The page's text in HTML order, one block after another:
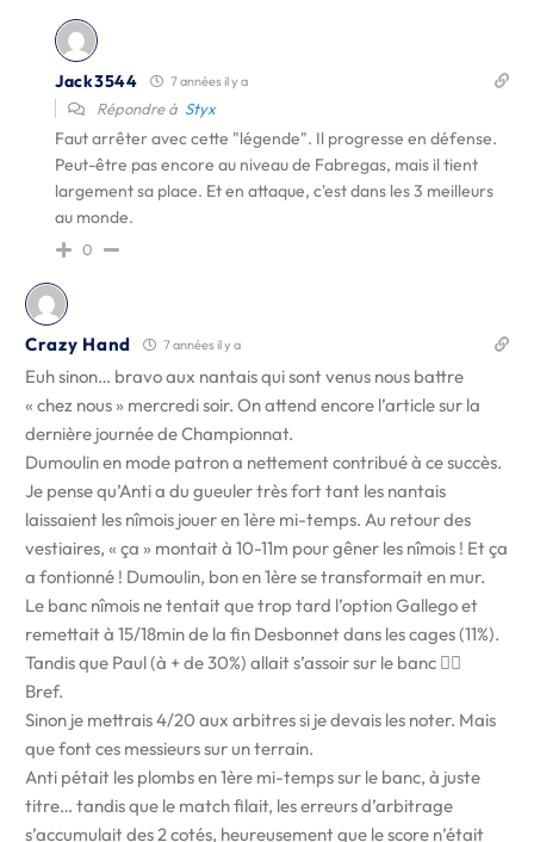
Jack3544 7 années il y a
Répondre à Styx
Faut arrêter avec cette "légende". Il progresse en défense.
Peut-être pas encore au niveau de Fabregas, mais il tient
largement sa place. Et en attaque, c'est dans les 3 meilleurs
au monde.
0
Crazy Hand 7 années il y a
Euh sinon… bravo aux nantais qui sont venus nous battre
« chez nous » mercredi soir. On attend encore l’article sur la
dernière journée de Championnat.
Dumoulin en mode patron a nettement contribué à ce succès.
Je pense qu’Anti a du gueuler très fort tant les nantais
laissaient les nîmois jouer en 1ère mi-temps. Au retour des
vestiaires, « ça » montait à 10-11m pour gêner les nîmois ! Et ça
a fontionné ! Dumoulin, bon en 1ère se transformait en mur.
Le banc nîmois ne tentait que trop tard l’option Gallego et
remettait à 15/18min de la fin Desbonnet dans les cages (11%).
Tandis que Paul (à + de 30%) allait s’assoir sur le banc 🤷‍♂️
Bref.
Sinon je mettrais 4/20 aux arbitres si je devais les noter. Mais
que font ces messieurs sur un terrain.
Anti pétait les plombs en 1ère mi-temps sur le banc, à juste
titre… tandis que le match filait, les erreurs d’arbitrage
s’accumulait des 2 cotés, heureusement que le score n’était